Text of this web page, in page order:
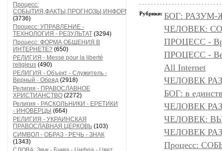
Процесс:
СОБЫТИЯ,ФАКТЫ,ПРОГНОЗЫ,ИНФОРМАЦИЯ
(3736)
Процесс: УПРАВЛЕНИЕ -
ТЕХНОЛОГИЯ - РЕЗУЛЬТАТ (3294)
Процесс: ФОРМА ОБЩЕНИЯ В
ИНТЕРНЕТЕ? (650)
РЕЛИГИЯ - Messe pour la liberté
religieus (490)
РЕЛИГИЯ - Объект - Служитель -
Верный - Обряд (2918)
Религия - ПРАВОСЛАВНОЕ
ХРИСТИАНСТВО (2272)
Религия - РАСКОЛЬНИКИ - ЕРЕТИКИ
- ИНОВЕРЦЫ (664)
РЕЛИГИЯ - УКРАИНСКАЯ
ПРАВОСЛАВНАЯ ЦЕРКОВЬ (103)
СИМВОЛ - ОБРАЗ - РЕЧЬ - ЗНАК
(1343)
Рубрики: БОГ:
ЧЕЛОВЕК:
ПРОЦЕСС -
ПРОЦЕСС -
All Internet
ЧЕЛОВЕК
БОГ: в
ЧЕЛОВЕК
ЧЕЛОВЕК:
ЧЕЛОВЕК
Процесс: